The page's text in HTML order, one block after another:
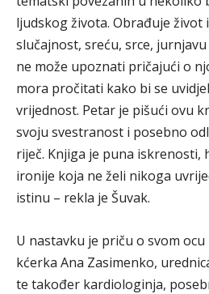
ljudskog života. Obrađuje život
slučajnost, sreću, srce,
ne može upoznati pričajući o
mora pročitati kako bi se
vrijednost. Petar je pišući ovu
svoju svestranost i posebno
riječ. Knjiga je puna iskrenosti,
ironije koja ne želi nikoga
istinu – rekla je Šuvak.
U nastavku je priču o svom
kćerka Ana Zasimenko,
te također kardiologinja,